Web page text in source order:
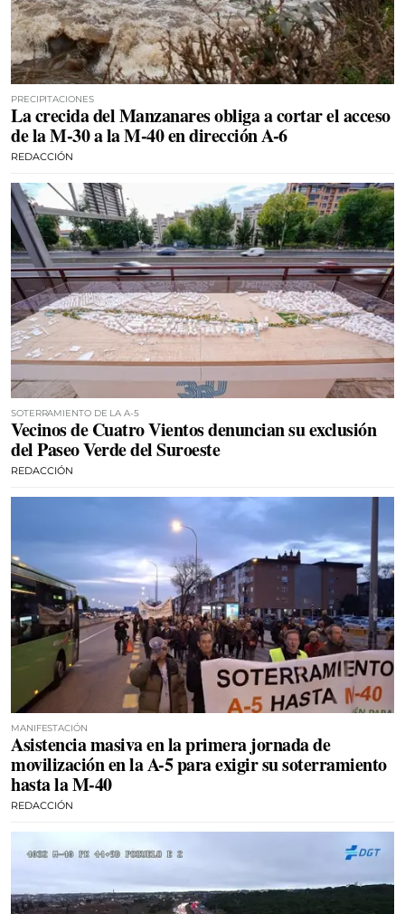
PRECIPITACIONES
La crecida del Manzanares obliga a cortar el acceso
de la M-30 a la M-40 en dirección A-6
REDACCIÓN
SOTERRAMIENTO DE LA A-5
Vecinos de Cuatro Vientos denuncian su exclusión
del Paseo Verde del Suroeste
REDACCIÓN
MANIFESTACIÓN
Asistencia masiva en la primera jornada de
movilización en la A-5 para exigir su soterramiento
hasta la M-40
REDACCIÓN